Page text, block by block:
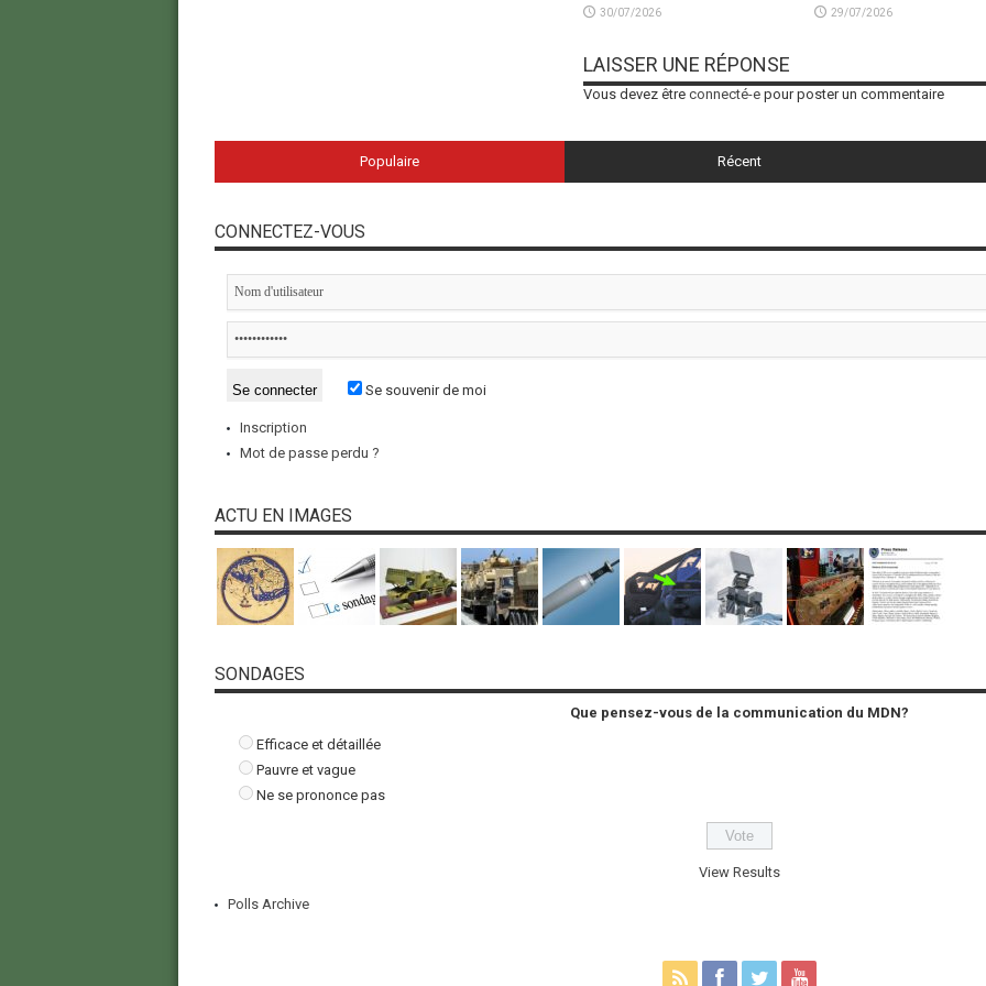
30/07/2026 29/07/2026
LAISSER UNE RÉPONSE
Vous devez être connecté-epour poster un commentaire
Populaire Récent
CONNECTEZ-VOUS
Se souvenir de moi
Inscription
Mot de passe perdu ?
ACTU EN IMAGES
SONDAGES
Que pensez-vous de la communication du MDN?
Efficace et détaillée
Pauvre et vague
Ne se prononce pas
View Results
Polls Archive